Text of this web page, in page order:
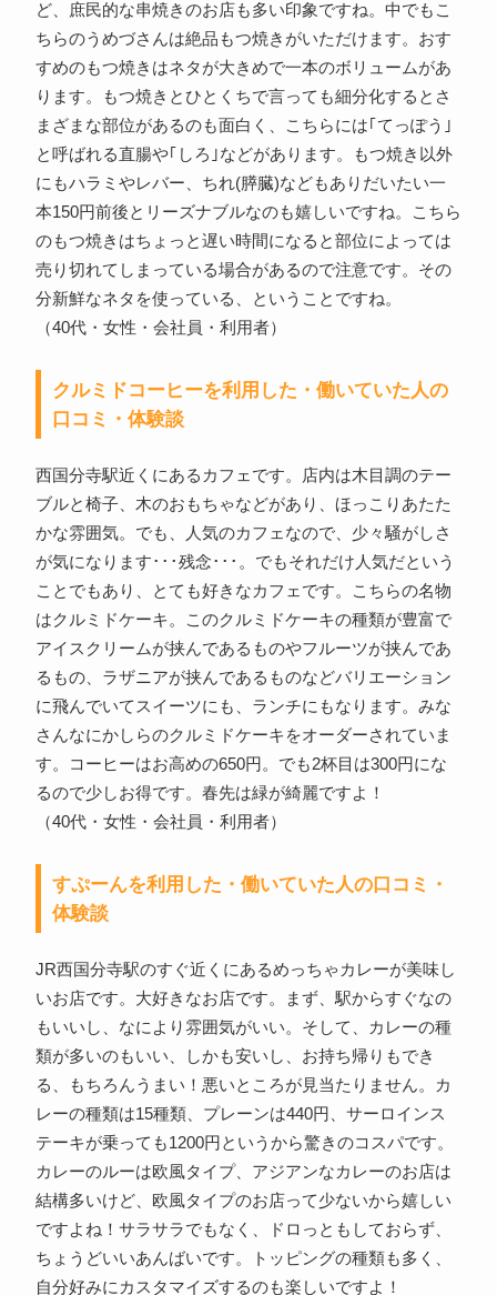
ど、庶民的な串焼きのお店も多い印象ですね。中でもこ
ちらのうめづさんは絶品もつ焼きがいただけます。おす
すめのもつ焼きはネタが大きめで一本のボリュームがあ
ります。もつ焼きとひとくちで言っても細分化するとさ
まざまな部位があるのも面白く、こちらには｢てっぽう｣
と呼ばれる直腸や｢しろ｣などがあります。もつ焼き以外
にもハラミやレバー、ちれ(膵臓)などもありだいたい一
本150円前後とリーズナブルなのも嬉しいですね。こちら
のもつ焼きはちょっと遅い時間になると部位によっては
売り切れてしまっている場合があるので注意です。その
分新鮮なネタを使っている、ということですね。
（40代・女性・会社員・利用者）
クルミドコーヒーを利用した・働いていた人の
口コミ・体験談
西国分寺駅近くにあるカフェです。店内は木目調のテー
ブルと椅子、木のおもちゃなどがあり、ほっこりあたた
かな雰囲気。でも、人気のカフェなので、少々騒がしさ
が気になります･･･残念･･･。でもそれだけ人気だという
ことでもあり、とても好きなカフェです。こちらの名物
はクルミドケーキ。このクルミドケーキの種類が豊富で
アイスクリームが挟んであるものやフルーツが挟んであ
るもの、ラザニアが挟んであるものなどバリエーション
に飛んでいてスイーツにも、ランチにもなります。みな
さんなにかしらのクルミドケーキをオーダーされていま
す。コーヒーはお高めの650円。でも2杯目は300円にな
るので少しお得です。春先は緑が綺麗ですよ！
（40代・女性・会社員・利用者）
すぷーんを利用した・働いていた人の口コミ・
体験談
JR西国分寺駅のすぐ近くにあるめっちゃカレーが美味し
いお店です。大好きなお店です。まず、駅からすぐなの
もいいし、なにより雰囲気がいい。そして、カレーの種
類が多いのもいい、しかも安いし、お持ち帰りもでき
る、もちろんうまい！悪いところが見当たりません。カ
レーの種類は15種類、プレーンは440円、サーロインス
テーキが乗っても1200円というから驚きのコスパです。
カレーのルーは欧風タイプ、アジアンなカレーのお店は
結構多いけど、欧風タイプのお店って少ないから嬉しい
ですよね！サラサラでもなく、ドロっともしておらず、
ちょうどいいあんばいです。トッピングの種類も多く、
自分好みにカスタマイズするのも楽しいですよ！